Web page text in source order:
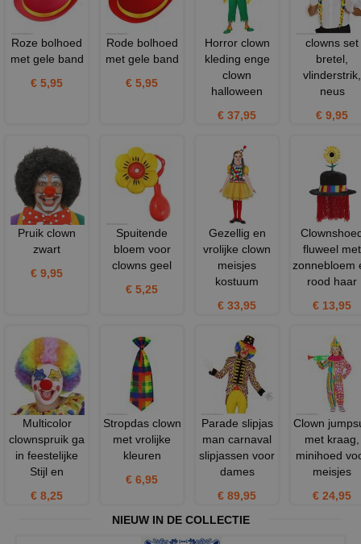
Roze bolhoed
met gele band
€ 5,95
Rode bolhoed
met gele band
€ 5,95
Horror clown
kleding enge
clown
halloween
€ 37,95
clowns set
bretel,
vlinderstrik,
neus
€ 9,95
Pruik clown
zwart
€ 9,95
Spuitende
bloem voor
clowns geel
€ 5,25
Gezellig en
vrolijke clown
meisjes
kostuum
€ 33,95
fluweel met
zonnebloem
rood haar
€ 13,95
Multicolor
clownspruik ga
in feestelijke
Stijl en
€ 8,25
Stropdas clown
met vrolijke
kleuren
€ 6,95
Parade slipjas
man carnaval
slipjassen voor
dames
€ 89,95
Clown
met kraag,
minihoed
meisjes
€ 24,95
NIEUW IN DE COLLECTIE